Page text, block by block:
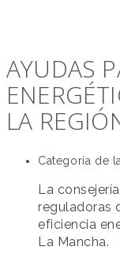
AYUDAS
LA
Categoría de
La
reguladoras
eficiencia
La Mancha.